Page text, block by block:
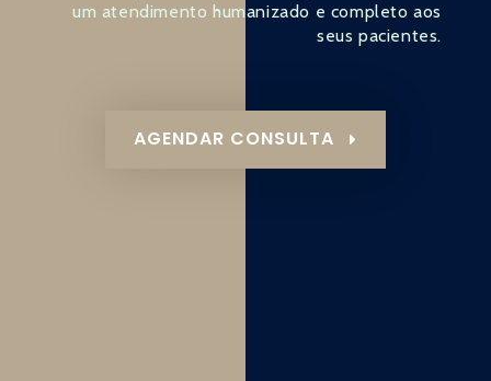
um atendimento humanizado e completo aos
seus pacientes.
AGENDAR CONSULTA